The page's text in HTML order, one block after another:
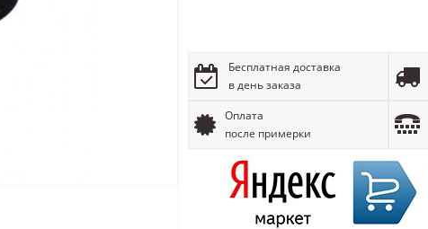
Бесплатная доставка
в день заказа
Оплата
после примерки